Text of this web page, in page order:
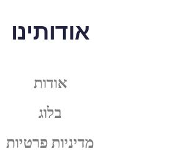
אודותינו
אודות
בלוג
מדיניות פרטיות